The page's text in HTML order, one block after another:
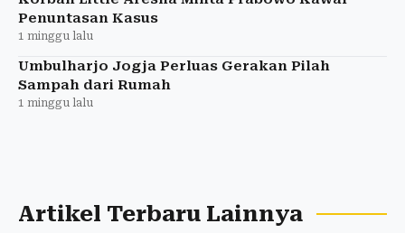
Penuntasan Kasus
1 minggu lalu
Umbulharjo Jogja Perluas Gerakan Pilah
Sampah dari Rumah
1 minggu lalu
Artikel Terbaru Lainnya